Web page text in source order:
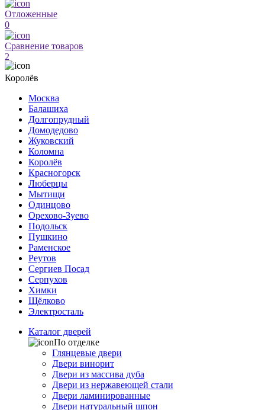
Отложенные
0
Сравнение товаров
2
Королёв
Москва
Балашиха
Долгопрудный
Домодедово
Жуковский
Коломна
Королёв
Красногорск
Люберцы
Мытищи
Одинцово
Орехово-Зуево
Подольск
Пушкино
Раменское
Реутов
Сергиев Посад
Серпухов
Химки
Щёлково
Электросталь
Каталог дверей
По отделке
Глянцевые двери
Двери винорит
Двери из массива дуба
Двери из нержавеющей стали
Двери ламинированные
Двери натуральный шпон